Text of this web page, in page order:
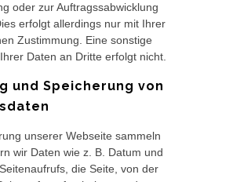
oder zur Auftragssabwicklung
erfolgt allerdings nur mit Ihrer
Zustimmung. Eine sonstige
Daten an Dritte erfolgt nicht.
und Speicherung von
unserer Webseite sammeln
wir Daten wie z. B. Datum und
die Seite, von der